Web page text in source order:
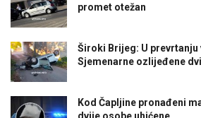
promet otežan
Široki Brijeg: U prevrtanju
Sjemenarne ozlijeđene
Kod Čapljine pronađeni